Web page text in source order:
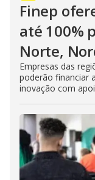
Finep
até 100%
Norte,
Empresas das
poderão financiar
inovação com